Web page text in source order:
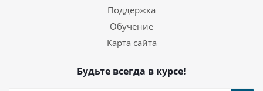
Поддержка
Обучение
Карта сайта
Будьте всегда в курсе!